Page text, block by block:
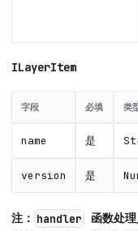
ILayerItem
字段 必填 类
name 是
version 是
注： handler
函数处